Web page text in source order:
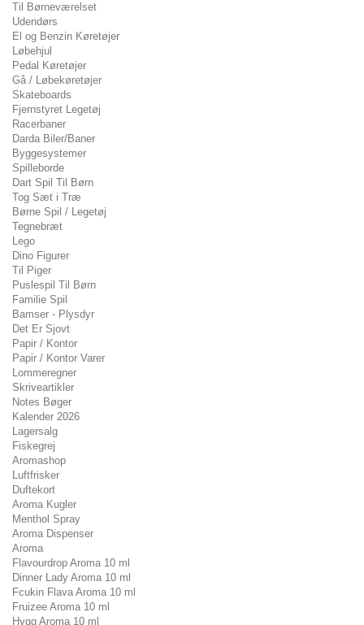
Til Børneværelset
Udendørs
El og Benzin Køretøjer
Løbehjul
Pedal Køretøjer
Gå / Løbekøretøjer
Skateboards
Fjernstyret Legetøj
Racerbaner
Darda Biler/Baner
Byggesystemer
Spilleborde
Dart Spil Til Børn
Tog Sæt i Træ
Børne Spil / Legetøj
Tegnebræt
Lego
Dino Figurer
Til Piger
Puslespil Til Børn
Familie Spil
Bamser - Plysdyr
Det Er Sjovt
Papir / Kontor
Papir / Kontor Varer
Lommeregner
Skriveartikler
Notes Bøger
Kalender 2026
Lagersalg
Fiskegrej
Aromashop
Luftfrisker
Duftekort
Aroma Kugler
Menthol Spray
Aroma Dispenser
Aroma
Flavourdrop Aroma 10 ml
Dinner Lady Aroma 10 ml
Fcukin Flava Aroma 10 ml
Fruizee Aroma 10 ml
Hygg Aroma 10 ml